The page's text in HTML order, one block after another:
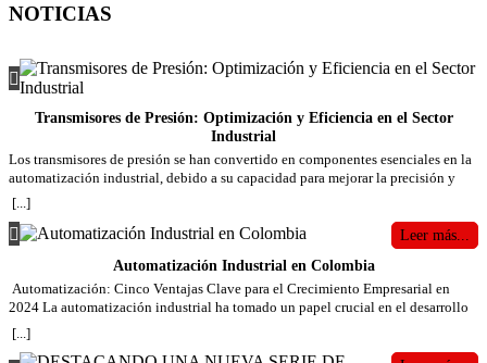
NOTICIAS
Transmisores de Presión: Optimización y Eficiencia en el Sector
Industrial
Los transmisores de presión se han convertido en componentes esenciales en la
automatización industrial, debido a su capacidad para mejorar la precisión y
eficiencia en una variedad de procesos. Estos dispositivos son responsables de
medir la presión de gases o líquidos en sistemas cerrados, transformando esa
información en señales eléctricas que pueden ser monitoreadas y controladas.
Su aplicación se extiende a múltiples industrias, incluyendo la manufactura, el
sector petroquímico, el farmacéutico y la producción de alimentos y bebidas.
Función de los Transmisores de Presión La función principal de un transmisor
de presión es captar la presión de un fluido o gas en un sistema y convertir esa
medición en una señal proporcional, que suele ser de 4-20 mA o 0-10 V. Esta
señal es enviada a un sistema de control o monitoreo, lo que permite ajustar y
[...]
Leer más...
Automatización Industrial en Colombia
Automatización: Cinco Ventajas Clave para el Crecimiento Empresarial en
2024 La automatización industrial ha tomado un papel crucial en el desarrollo
de las industrias modernas, permitiendo a las empresas optimizar sus
operaciones, reducir costos y mejorar la calidad de sus productos. En Colombia,
[...]